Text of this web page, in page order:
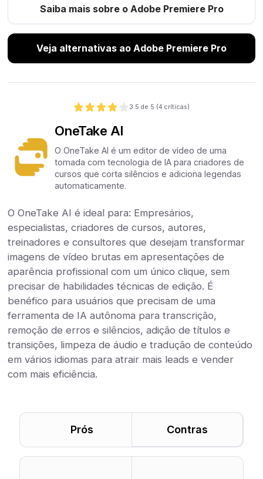
Saiba mais sobre o Adobe Premiere Pro
Veja alternativas ao Adobe Premiere Pro
3.5 de 5 (4 críticas)
OneTake AI
O OneTake AI é um editor de vídeo de uma
tomada com tecnologia de IA para criadores de
cursos que corta silêncios e adiciona legendas
automaticamente.
O OneTake AI é ideal para: Empresários,
especialistas, criadores de cursos, autores,
treinadores e consultores que desejam transformar
imagens de vídeo brutas em apresentações de
aparência profissional com um único clique, sem
precisar de habilidades técnicas de edição. É
benéfico para usuários que precisam de uma
ferramenta de IA autônoma para transcrição,
remoção de erros e silêncios, adição de títulos e
transições, limpeza de áudio e tradução de conteúdo
em vários idiomas para atrair mais leads e vender
com mais eficiência.
Prós Contras